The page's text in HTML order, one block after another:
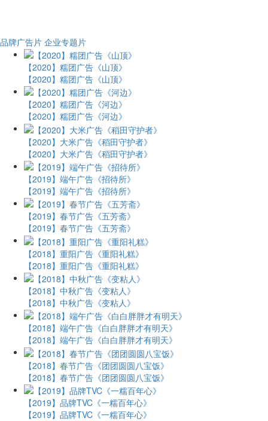
品牌广告片 企业专题片
【2020】糯团广告《山顶》
【2020】糯团广告《山顶》
【2020】糯团广告《河边》
【2020】糯团广告《河边》
【2020】大米广告《稻田守护者》
【2020】大米广告《稻田守护者》
【2019】端午广告《招待所》
【2019】端午广告《招待所》
【2019】春节广告《五芳斋》
【2019】春节广告《五芳斋》
【2018】重阳广告《重阳礼糕》
【2018】重阳广告《重阳礼糕》
【2018】中秋广告《变粘人》
【2018】中秋广告《变粘人》
【2018】端午广告《白白胖胖才有明天》
【2018】端午广告《白白胖胖才有明天》
【2018】春节广告《团团圆圆八宝饭》
【2018】春节广告《团团圆圆八宝饭》
【2019】品牌TVC《一糯百年心》
【2019】品牌TVC《一糯百年心》